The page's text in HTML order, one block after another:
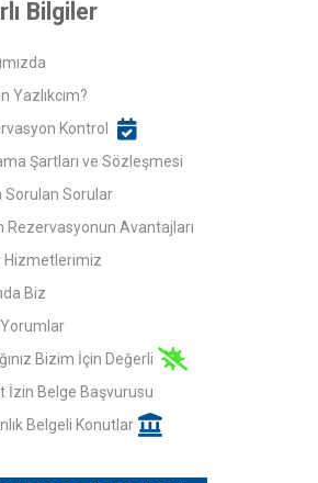
Bilgiler
Yazlıkcım?
Kontrol
Şartları ve Sözleşmesi
Sorulan Sorular
Rezervasyonun Avantajları
Hizmetlerimiz
Biz
Bizim İçin Değerli
İzin Belge Başvurusu
Belgeli Konutlar